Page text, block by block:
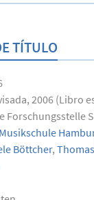
TÍTULO
2006 (Libro
Forschungsstelle
Böttcher,